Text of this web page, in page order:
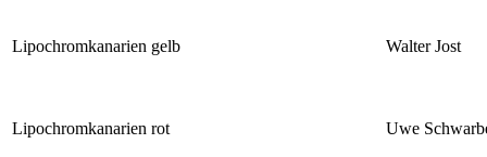
Lipochromkanarien gelb Walter Jost
Lipochromkanarien rot Uwe